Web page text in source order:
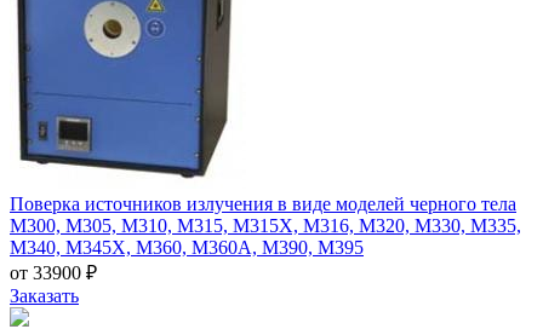
Поверка источников излучения в виде моделей черного тела
М300, М305, М310, М315, М315Х, М316, М320, М330, М335,
М340, М345Х, М360, М360А, М390, М395
от 33900 ₽
Заказать